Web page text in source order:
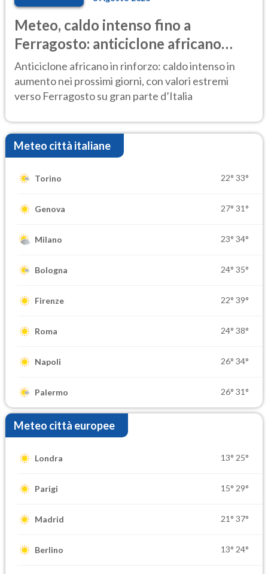
Meteo, caldo intenso fino a
Ferragosto: anticiclone africano
ancora protagonista
Anticiclone africano in rinforzo: caldo intenso in
aumento nei prossimi giorni, con valori estremi
verso Ferragosto su gran parte d’Italia
Meteo città italiane
Torino 22° 33°
Genova 27° 31°
Milano 23° 34°
Bologna 24° 35°
Firenze 22° 39°
Roma 24° 38°
Napoli 26° 34°
Palermo 26° 31°
Meteo città europee
Londra 13° 25°
Parigi 15° 29°
Madrid 21° 37°
Berlino 13° 24°